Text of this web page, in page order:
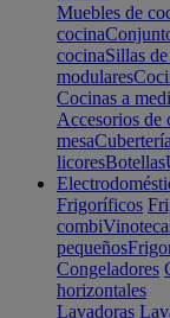
Muebles de
cocina
cocinaSillas
modulares
Cocinas a
Accesorios de
mesaCubertería
licoresBotellas
Frigoríficos
combi
pequeños
Congeladores
horizontales
Lavadoras